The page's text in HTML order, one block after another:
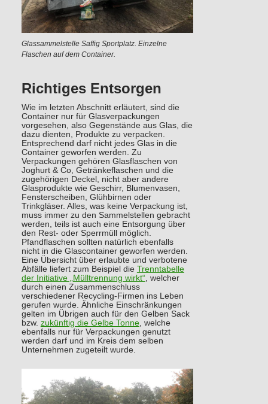
Glassammelstelle Saffig Sportplatz. Einzelne
Flaschen auf dem Container.
Richtiges Entsorgen
Wie im letzten Abschnitt erläutert, sind die
Container nur für Glasverpackungen
vorgesehen, also Gegenstände aus Glas, die
dazu dienten, Produkte zu verpacken.
Entsprechend darf nicht jedes Glas in die
Container geworfen werden. Zu
Verpackungen gehören Glasflaschen von
Joghurt & Co, Getränkeflaschen und die
zugehörigen Deckel, nicht aber andere
Glasprodukte wie Geschirr, Blumenvasen,
Fensterscheiben, Glühbirnen oder
Trinkgläser. Alles, was keine Verpackung ist,
muss immer zu den Sammelstellen gebracht
werden, teils ist auch eine Entsorgung über
den Rest- oder Sperrmüll möglich.
Pfandflaschen sollten natürlich ebenfalls
nicht in die Glascontainer geworfen werden.
Eine Übersicht über erlaubte und verbotene
Abfälle liefert zum Beispiel die Trenntabelle
der Initiative „Mülltrennung wirkt“, welcher
durch einen Zusammenschluss
verschiedener Recycling-Firmen ins Leben
gerufen wurde. Ähnliche Einschränkungen
gelten im Übrigen auch für den Gelben Sack
bzw. zukünftig die Gelbe Tonne, welche
ebenfalls nur für Verpackungen genutzt
werden darf und im Kreis dem selben
Unternehmen zugeteilt wurde.